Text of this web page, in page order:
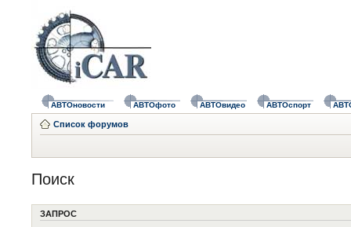
АВТОновости АВТОфото АВТОвидео АВТОспорт
Список форумов
Поиск
ЗАПРОС